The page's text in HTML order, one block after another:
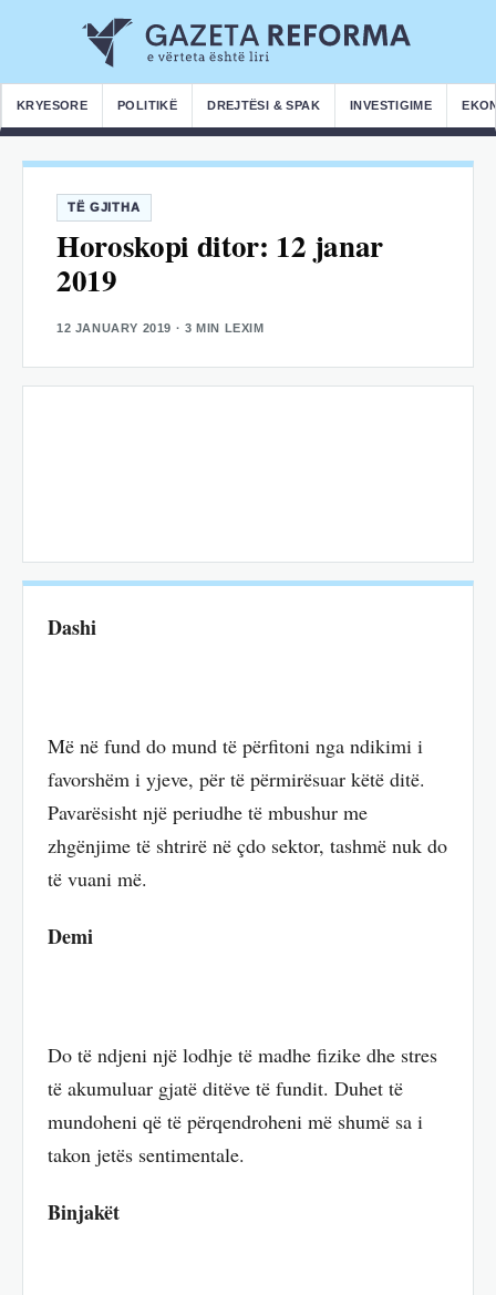
KRYESORE POLITIKË DREJTËSI & SPAK INVESTIGIME
TË GJITHA
Horoskopi ditor: 12 janar
2019
12 JANUARY 2019 · 3 MIN LEXIM
Dashi
Më në fund do mund të përfitoni nga ndikimi i
favorshëm i yjeve, për të përmirësuar këtë ditë.
Pavarësisht një periudhe të mbushur me
zhgënjime të shtrirë në çdo sektor, tashmë nuk do
të vuani më.
Demi
Do të ndjeni një lodhje të madhe fizike dhe stres
të akumuluar gjatë ditëve të fundit. Duhet të
mundoheni që të përqendroheni më shumë sa i
takon jetës sentimentale.
Binjakët